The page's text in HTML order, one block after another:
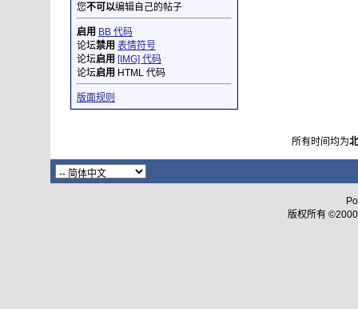
您不可以编辑自己的帖子
启用 BB 代码
论坛禁用 表情符号
论坛启用 [IMG] 代码
论坛启用 HTML 代码
版面规则
所有时间均为
版权所有